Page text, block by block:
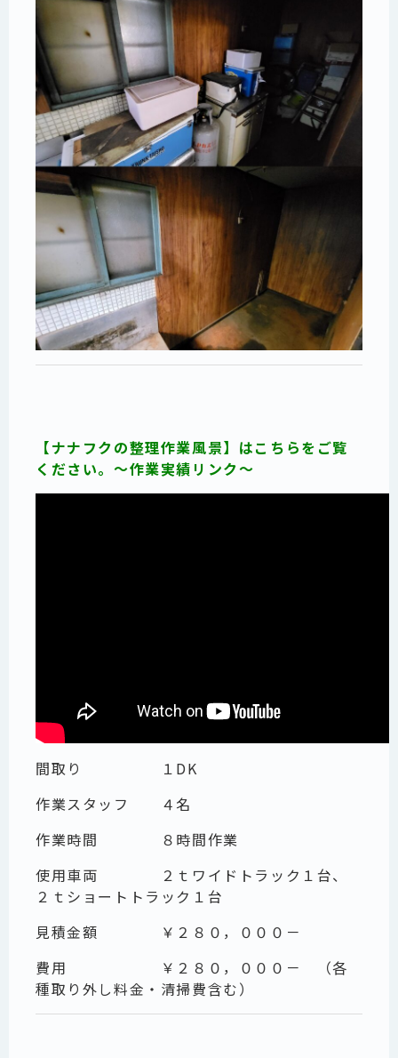
【ナナフクの整理作業風景】はこちらをご覧
ください。～作業実績リンク～
間取り １DK
作業スタッフ ４名
作業時間 ８時間作業
使用車両 ２ｔワイドトラック１台、
２ｔショートトラック１台
見積金額 ￥２８０，０００－
費用 ￥２８０，０００－ （各
種取り外し料金・清掃費含む）